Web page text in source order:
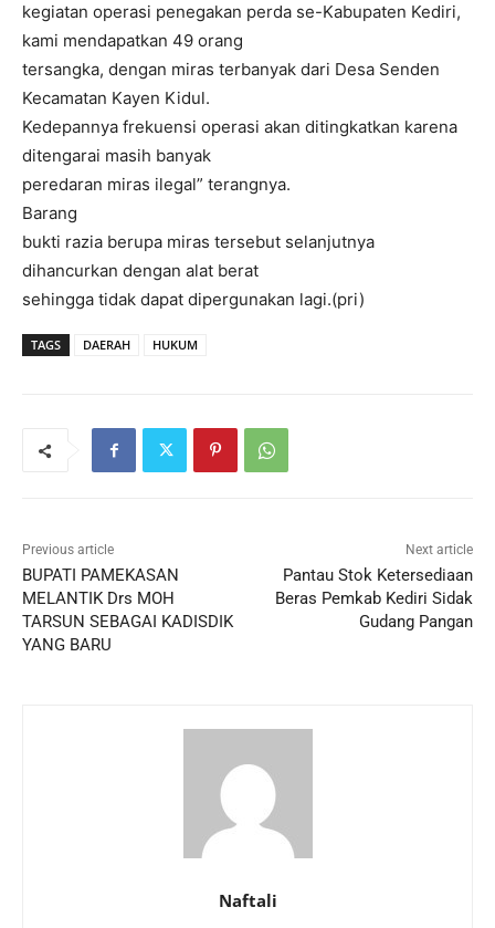
kegiatan operasi penegakan perda se-Kabupaten Kediri,
kami mendapatkan 49 orang
tersangka, dengan miras terbanyak dari Desa Senden
Kecamatan Kayen Kidul.
Kedepannya frekuensi operasi akan ditingkatkan karena
ditengarai masih banyak
peredaran miras ilegal” terangnya.
Barang
bukti razia berupa miras tersebut selanjutnya
dihancurkan dengan alat berat
sehingga tidak dapat dipergunakan lagi.(pri)
TAGS DAERAH HUKUM
Previous article
BUPATI PAMEKASAN
MELANTIK Drs MOH
TARSUN SEBAGAI KADISDIK
YANG BARU
Next article
Pantau Stok Ketersediaan
Beras Pemkab Kediri Sidak
Gudang Pangan
Naftali